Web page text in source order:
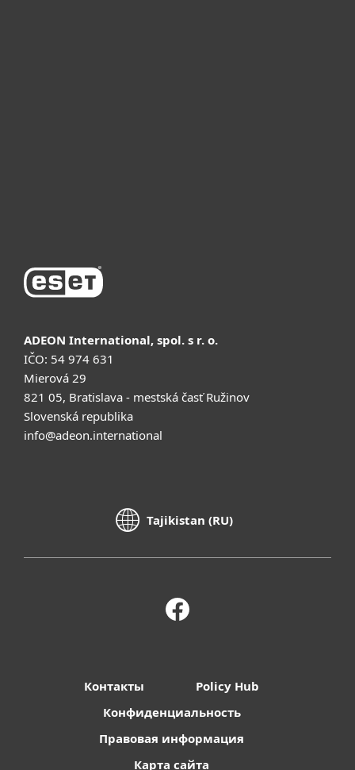
ADEON International, spol. s r. o.
IČO: 54 974 631
Mierová 29
821 05, Bratislava - mestská časť Ružinov
Slovenská republika
info@adeon.international
Tajikistan (RU)
Контакты
Policy Hub
Конфиденциальность
Правовая информация
Карта сайта